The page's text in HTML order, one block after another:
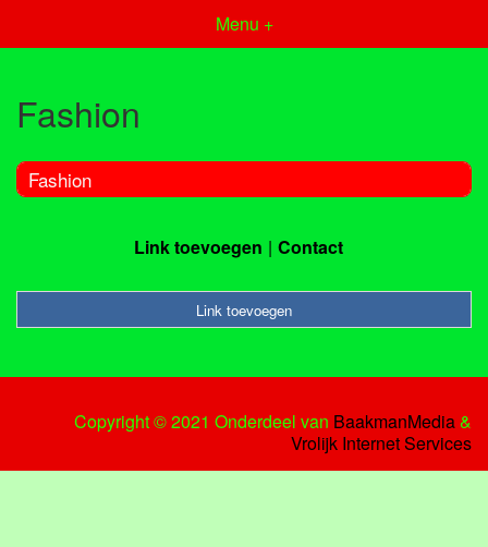
Menu +
Fashion
Fashion
Link toevoegen Contact
Link toevoegen
Copyright © 2021 Onderdeel van BaakmanMedia&
Vrolijk Internet Services